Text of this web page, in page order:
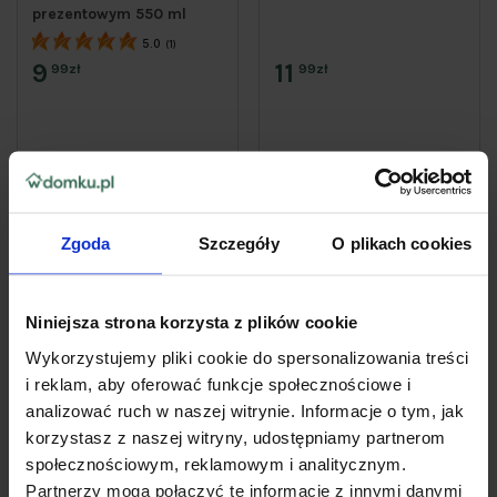
Zgoda Szczegóły O plikach cookies
Niniejsza strona korzysta z plików cookie
Wykorzystujemy pliki cookie do spersonalizowania treści
i reklam, aby oferować funkcje społecznościowe i
analizować ruch w naszej witrynie. Informacje o tym, jak
korzystasz z naszej witryny, udostępniamy partnerom
społecznościowym, reklamowym i analitycznym.
Partnerzy mogą połączyć te informacje z innymi danymi
prezentowym 550 ml
5.0 (1)
9 99zł 11 99zł
Do koszyka